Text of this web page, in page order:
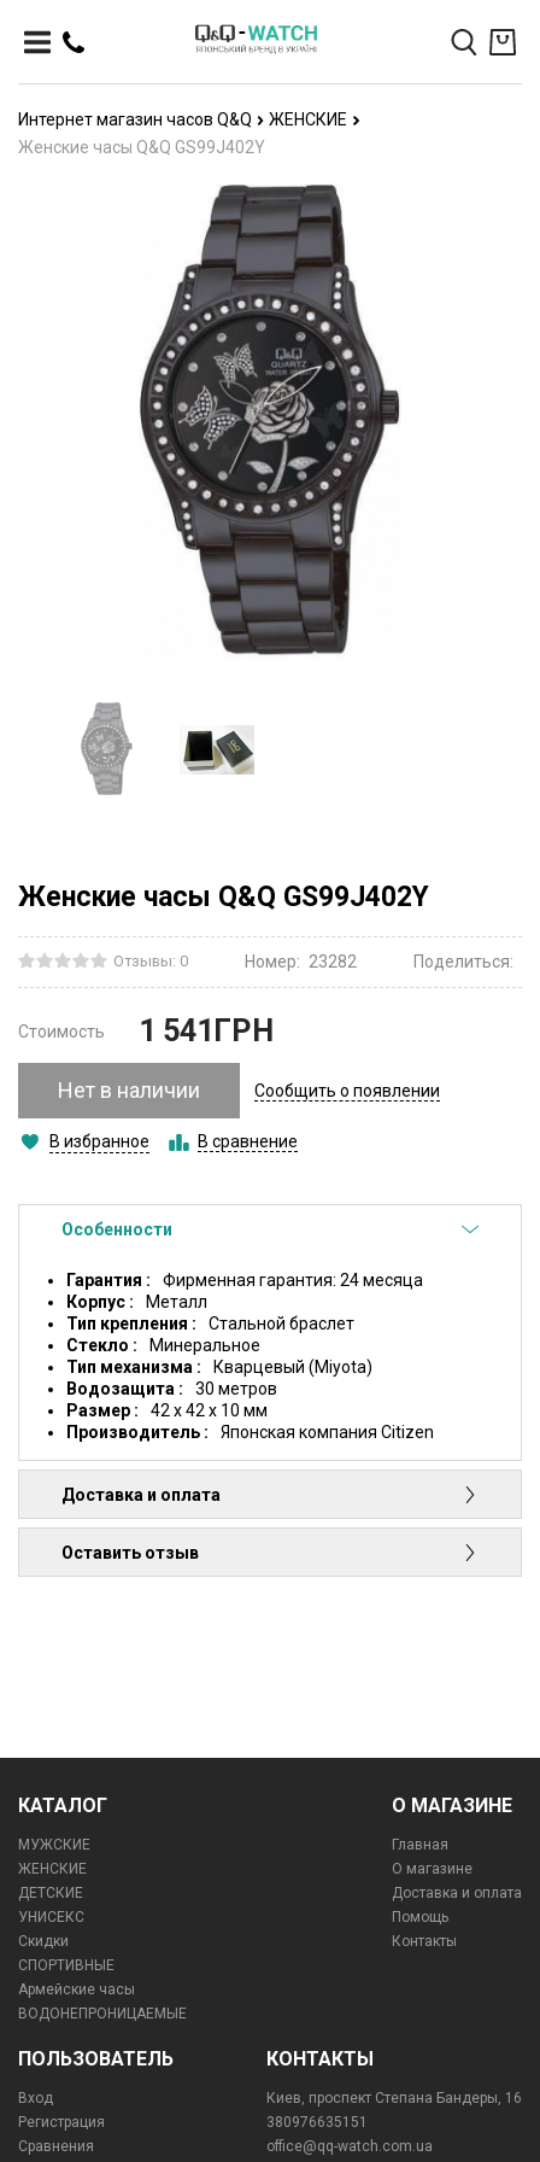
Интернет магазин часов Q&Q
ЖЕНСКИЕ
Женские часы Q&Q GS99J402Y
Женские часы Q&Q GS99J402Y
Отзывы: 0 Номер: 23282 Поделиться:
Стоимость 1 541 ГРН
Нет в наличии Сообщить о появлении
В избранное В сравнение
Особенности
Гарантия
Фирменная гарантия: 24 месяца
Корпус
Металл
Тип крепления
Стальной браслет
Стекло
Минеральное
Тип механизма
Кварцевый (Miyota)
Водозащита
30 метров
Размер
42 x 42 x 10 мм
Производитель
Японская компания Citizen
Доставка и оплата
Оставить отзыв
КАТАЛОГ
МУЖСКИЕ
ЖЕНСКИЕ
ДЕТСКИЕ
УНИСЕКС
Скидки
СПОРТИВНЫЕ
Армейские часы
ВОДОНЕПРОНИЦАЕМЫЕ
О МАГАЗИНЕ
Главная
О магазине
Доставка и оплата
Помощь
Контакты
ПОЛЬЗОВАТЕЛЬ
Вход
Регистрация
Сравнения
КОНТАКТЫ
Киев, проспект Степана Бандеры, 16
380976635151
office@qq-watch.com.ua